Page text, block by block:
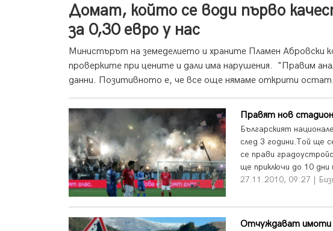
Домат, който се води първо
за 0,30 евро у нас
Министърът на земеделието и храните Пламен Абровски
проверките при цените и дали има нарушения. "Правим
данни. Позитивното е, че все още нямаме открити
Правят нов
Българският
след 3 години.Той ще
се прави
ще приключи до 10
27.11.2010, 09:27 |
Отчуждават имоти